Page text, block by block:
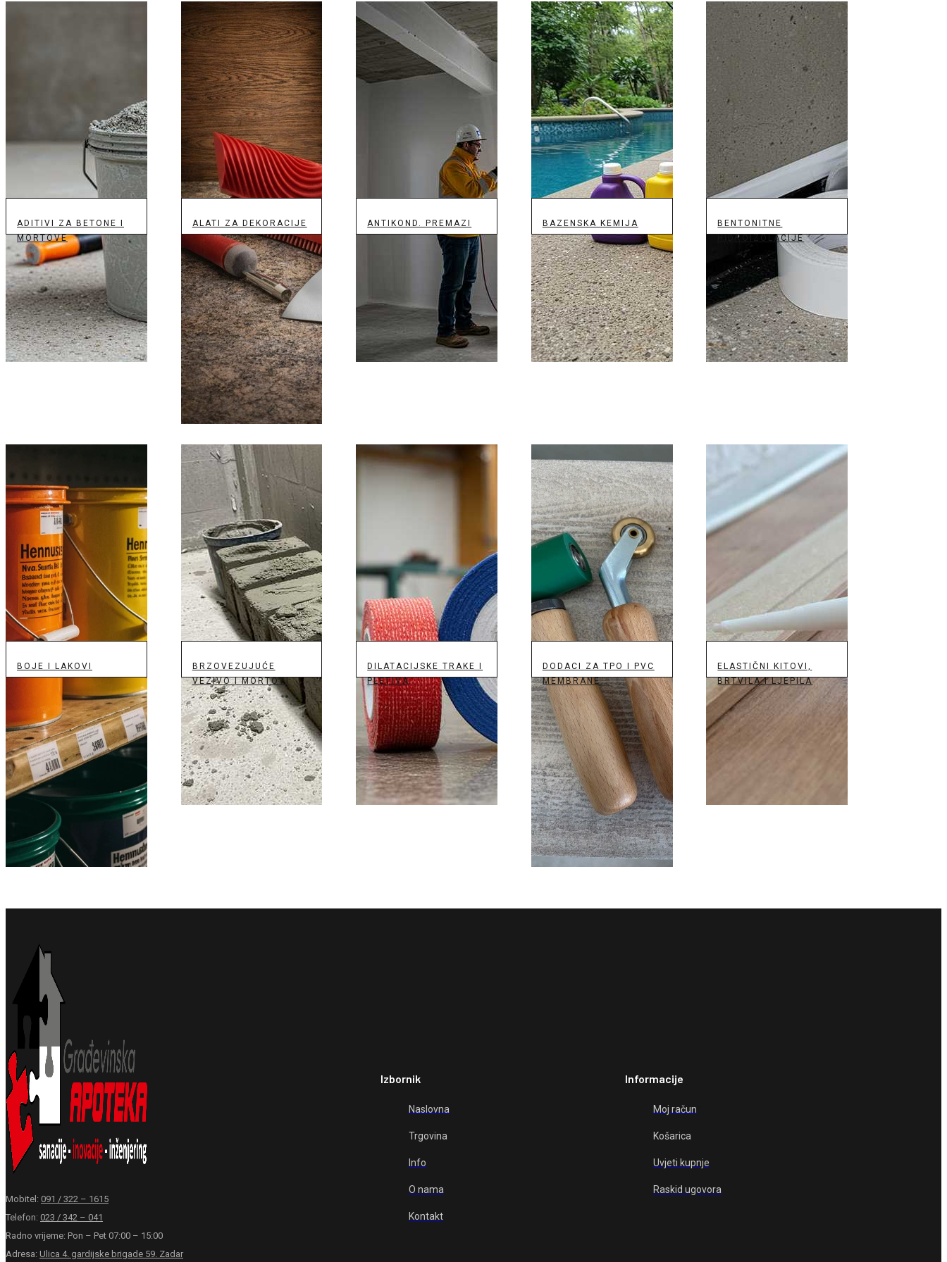
ADITIVI ZA BETONE I
MORTOVE
ALATI ZA DEKORACIJE ANTIKOND. PREMAZI BAZENSKA KEMIJA
BENTONITNE
HIDROIZOLACIJE
BOJE I LAKOVI
BRZOVEZUJUĆE
VEZIVO I MORTOVI
DILATACIJSKE TRAKE I
PLETIVA
DODACI ZA TPO I PVC
MEMBRANE
ELASTIČNI KITOVI,
BRTVILA I LJEPILA
Mobitel: 091 / 322 – 1615
Telefon: 023 / 342 – 041
Radno vrijeme: Pon – Pet 07:00 – 15:00
Adresa: Ulica 4. gardijske brigade 59. Zadar
Izbornik
Naslovna
Trgovina
Info
O nama
Kontakt
Informacije
Moj račun
Košarica
Uvjeti kupnje
Raskid ugovora